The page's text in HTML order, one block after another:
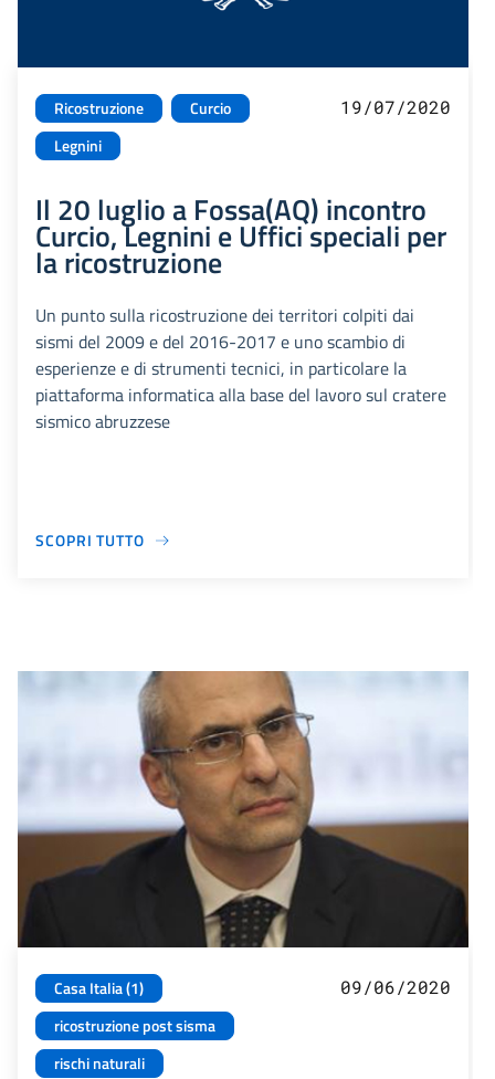
Ricostruzione
Curcio
Legnini
19/07/2020
Il 20 luglio a Fossa(AQ) incontro
Curcio, Legnini e Uffici speciali per
la ricostruzione
Un punto sulla ricostruzione dei territori colpiti dai
sismi del 2009 e del 2016-2017 e uno scambio di
esperienze e di strumenti tecnici, in particolare la
piattaforma informatica alla base del lavoro sul cratere
sismico abruzzese
SCOPRI TUTTO
Casa Italia (1)
ricostruzione post sisma
rischi naturali
09/06/2020